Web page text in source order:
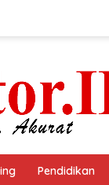
Pendidikan